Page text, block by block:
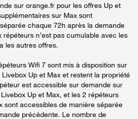
sur orange.fr pour les offres Up et
sur Max sont
chaque 72h après la demande
répéteurs n’est pas cumulable avec les
les autres offres.
Wifi 7 sont mis à disposition sur
Up et Max et restent la propriété
est accessible sur demande sur
Up et Max, et les 2 répéteurs
sont accessibles de manière séparée
précédente. Le nombre de